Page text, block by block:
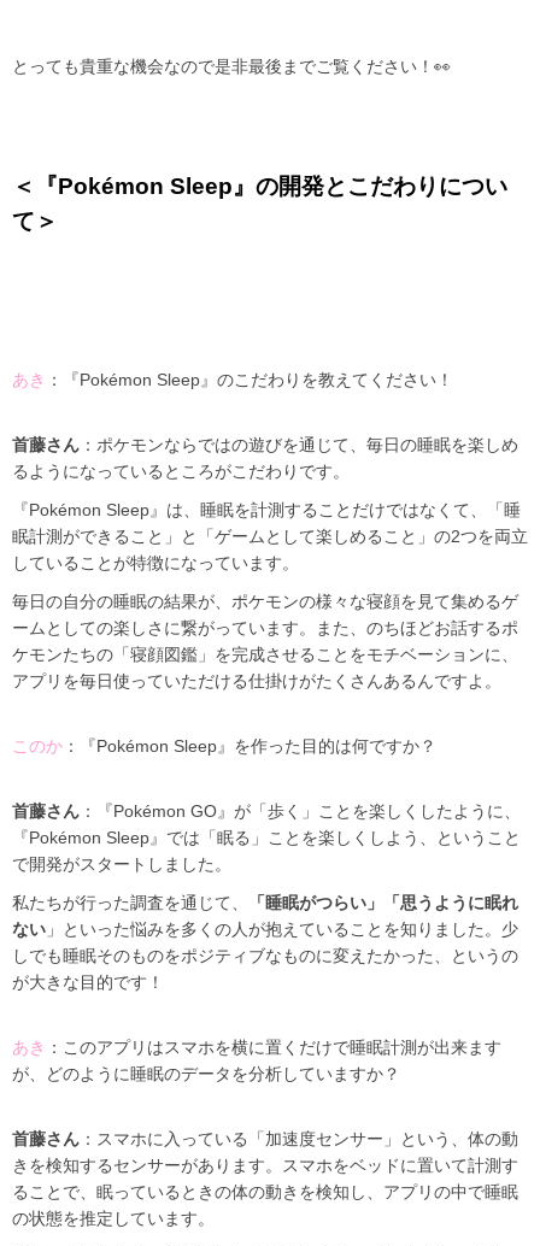
とっても貴重な機会なので是非最後までご覧ください！👀
＜『Pokémon Sleep』の開発とこだわりについ
て＞
あき ：『Pokémon Sleep』のこだわりを教えてください！
首藤さん ：ポケモンならではの遊びを通じて、毎日の睡眠を楽しめ
るようになっているところがこだわりです。
『Pokémon Sleep』は、睡眠を計測することだけではなくて、「睡
眠計測ができること」と「ゲームとして楽しめること」の2つを両立
していることが特徴になっています。
毎日の自分の睡眠の結果が、ポケモンの様々な寝顔を見て集めるゲ
ームとしての楽しさに繋がっています。また、のちほどお話するポ
ケモンたちの「寝顔図鑑」を完成させることをモチベーションに、
アプリを毎日使っていただける仕掛けがたくさんあるんですよ。
このか ：『Pokémon Sleep』を作った目的は何ですか？
首藤さん ：『Pokémon GO』が「歩く」ことを楽しくしたように、
『Pokémon Sleep』では「眠る」ことを楽しくしよう、ということ
で開発がスタートしました。
私たちが行った調査を通じて、
「睡眠がつらい」「思うように眠れ
ない 」といった悩みを多くの人が抱えていることを知りました。少
しでも睡眠そのものをポジティブなものに変えたかった、というの
が大きな目的です！
あき ：このアプリはスマホを横に置くだけで睡眠計測が出来ます
が、どのように睡眠のデータを分析していますか？
首藤さん ：スマホに入っている「加速度センサー」という、体の動
きを検知するセンサーがあります。スマホをベッドに置いて計測す
ることで、眠っているときの体の動きを検知し、アプリの中で睡眠
の状態を推定しています。